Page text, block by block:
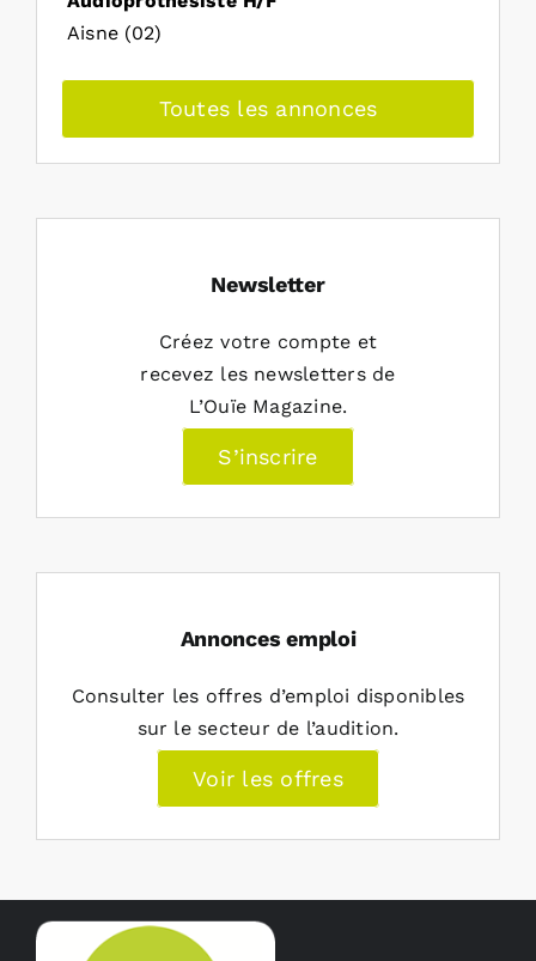
Aisne (02)
Toutes les annonces
Newsletter
Créez votre compte et
recevez les newsletters de
L’Ouïe Magazine.
S’inscrire
Annonces emploi
Consulter les offres d’emploi disponibles
sur le secteur de l’audition.
Voir les offres